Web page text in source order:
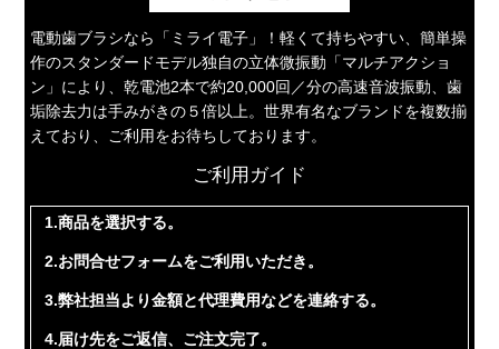
電動歯ブラシなら「ミライ電子」！軽くて持ちやすい、簡単操
作のスタンダードモデル独自の立体微振動「マルチアクショ
ン」により、乾電池2本で約20,000回／分の高速音波振動、歯
垢除去力は手みがきの５倍以上。世界有名なブランドを複数揃
えており、ご利用をお待ちしております。
ご利用ガイド
1.商品を選択する。
2.お問合せフォームをご利用いただき。
3.弊社担当より金額と代理費用などを連絡する。
4.届け先をご返信、ご注文完了。